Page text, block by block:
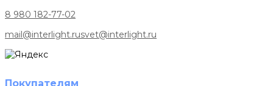
8 980 182-77-02
mail@interlight.rusvet@interlight.ru
Покупателям